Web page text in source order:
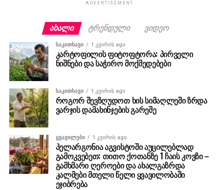
ADVERTISEMENT
ᲐᲮᲐᲚᲘ ᲢᲠᲔᲜᲓᲣᲚᲘ ᲕᲘᲓᲔᲝ
ᲡᲐᲙᲘᲗᲮᲐᲕᲘ 1 კვირის ago
კარტოფილის ფიტოფტორა: პირველი
ნიშნები და საჭირო მოქმედებები
ᲡᲐᲙᲘᲗᲮᲐᲕᲘ 1 კვირის ago
როგორ შევზღუდოთ ხის სიმაღლეში ზრდა
ვარჯის დამახინჯების გარეშე
ᲧᲕᲐᲕᲘᲚᲔᲑᲘ 1 კვირის ago
პელარგონია აგვისტოში აუცილებლად
გამოკვებეთ: თითო ქოთანზე 1 ჩაის კოვზი –
გამხმარი ღეროები და ახალგაზრდა
კალმები მთელი წელი ყვავილობაში
ეჯიბრება